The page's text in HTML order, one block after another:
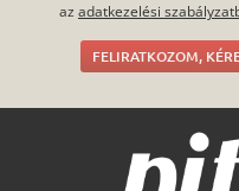
az adatkezelési
FELIRATKOZOM,